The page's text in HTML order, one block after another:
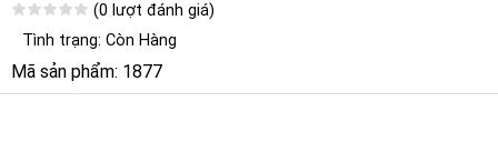
(0 lượt đánh giá)
Tình trạng: Còn Hàng
Mã sản phẩm: 1877